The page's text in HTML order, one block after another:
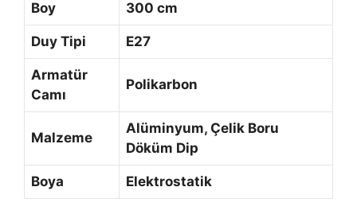
Boy 300 cm
Duy Tipi E27
Armatür
Camı
Polikarbon
Malzeme
Alüminyum, Çelik Boru
Döküm Dip
Boya Elektrostatik